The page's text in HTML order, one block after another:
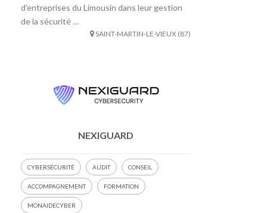
d’entreprises du Limousin dans leur gestion
de la sécurité …
SAINT-MARTIN-LE-VIEUX (87)
NEXIGUARD
CYBERSÉCURITÉ AUDIT CONSEIL
ACCOMPAGNEMENT FORMATION
MONAIDECYBER